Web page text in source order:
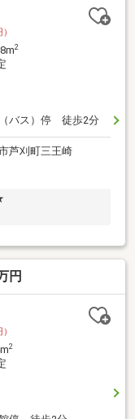
2
バス）停 徒歩2分
芦刈町三王崎
円
2